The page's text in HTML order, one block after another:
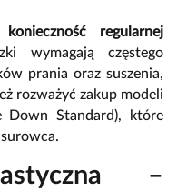
konieczność regularnej
wymagają częstego
prania oraz suszenia,
rozważyć zakup modeli
Down Standard), które
–